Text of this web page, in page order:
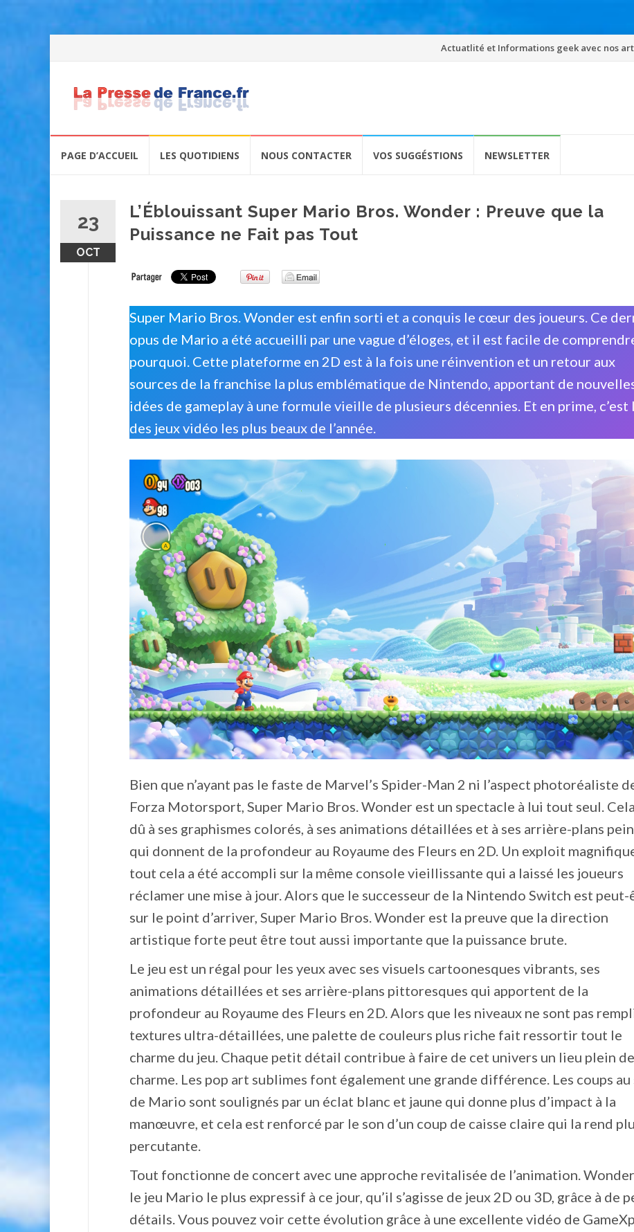
Skip
Actuatlité et Informations geek avec nos
PAGE D’ACCUEIL LES QUOTIDIENS NOUS CONTACTER VOS SUGGÉSTIONS NEWSLETTER
23
OCT
L’Éblouissant Super Mario Bros. Wonder : Preuve que la
Puissance ne Fait pas Tout
Super Mario Bros. Wonder est enfin sorti et a conquis le cœur des joueurs. Ce
opus de Mario a été accueilli par une vague d’éloges, et il est facile de
pourquoi. Cette plateforme en 2D est à la fois une réinvention et un retour aux
sources de la franchise la plus emblématique de Nintendo, apportant de
idées de gameplay à une formule vieille de plusieurs décennies. Et en prime, c’est
des jeux vidéo les plus beaux de l’année.
Bien que n’ayant pas le faste de Marvel’s Spider-Man 2 ni l’aspect photoréaliste
Forza Motorsport, Super Mario Bros. Wonder est un spectacle à lui tout seul.
dû à ses graphismes colorés, à ses animations détaillées et à ses arrière-plans
qui donnent de la profondeur au Royaume des Fleurs en 2D. Un exploit
tout cela a été accompli sur la même console vieillissante qui a laissé les joueurs
réclamer une mise à jour. Alors que le successeur de la Nintendo Switch est
sur le point d’arriver, Super Mario Bros. Wonder est la preuve que la direction
artistique forte peut être tout aussi importante que la puissance brute.
Le jeu est un régal pour les yeux avec ses visuels cartoonesques vibrants, ses
animations détaillées et ses arrière-plans pittoresques qui apportent de la
profondeur au Royaume des Fleurs en 2D. Alors que les niveaux ne sont pas
textures ultra-détaillées, une palette de couleurs plus riche fait ressortir tout le
charme du jeu. Chaque petit détail contribue à faire de cet univers un lieu plein de
charme. Les pop art sublimes font également une grande différence. Les coups au
de Mario sont soulignés par un éclat blanc et jaune qui donne plus d’impact à la
manœuvre, et cela est renforcé par le son d’un coup de caisse claire qui la rend
percutante.
Tout fonctionne de concert avec une approche revitalisée de l’animation.
le jeu Mario le plus expressif à ce jour, qu’il s’agisse de jeux 2D ou 3D, grâce à de
détails. Vous pouvez voir cette évolution grâce à une excellente vidéo de